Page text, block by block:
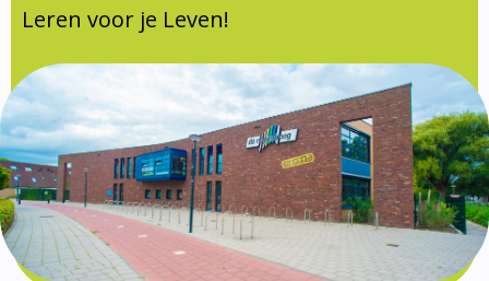
Formulieren
SIKO
Leren voor je Leven!